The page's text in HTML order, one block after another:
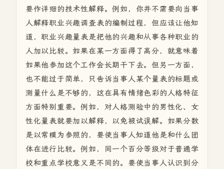
要作详细的技术性解释。例如，你并不需要向当事
人解释职业兴趣调查表的编制过程，但应该让他知
道，职业兴趣量表是把他的兴趣和从事各种职业的
人加以比较。如果在某一方面得了高分，就意味着
如果他参加这个工作会长期干下去。但另一方面，
也不能过于简单，只告诉当事人某个量表的标题或
测量什么是不够的，这在具有情绪色彩的人格特征
方面特别重要。例如，对人格测验中的男性化、女
性化量表就要加以解释，以免被试误解。如果分数
是以常模为参照的，要使当事人知道他是和什么团
体在进行比较。例如，同一个百分等级对于普通学
校和重点学校意义是不同的。要使当事人认识到分